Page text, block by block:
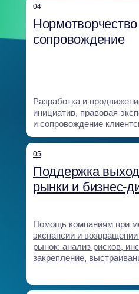
Все направления
аналитическую базу и
в бизнес-процессы
позволяет выстраивать
и устойчивые
институциональной устойчивости.
Аналитический центр
08
кейсы и клиенты